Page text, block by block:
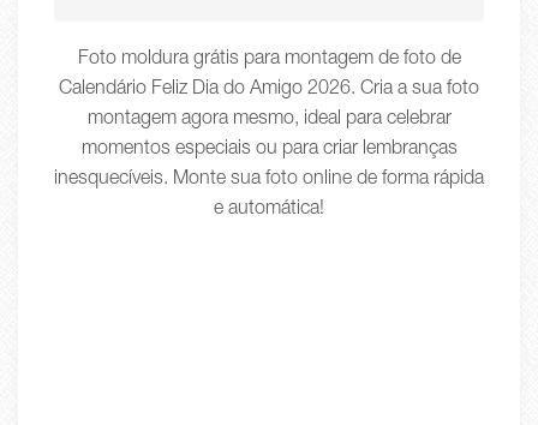
Foto moldura grátis para montagem de foto de
Calendário Feliz Dia do Amigo 2026. Cria a sua foto
montagem agora mesmo, ideal para celebrar
momentos especiais ou para criar lembranças
inesquecíveis. Monte sua foto online de forma rápida
e automática!